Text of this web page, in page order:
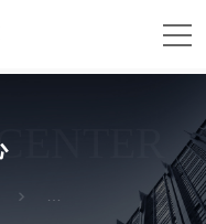
不锈钢防爆箱（壳体）